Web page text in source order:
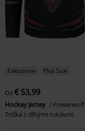
Exkluzívne Plus Size
Od € 53,99
Hockey Jersey
Powerwolf
Tričká s dlhými rukávmi